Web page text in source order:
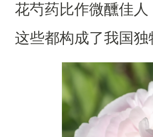
花芍药比作微醺佳人
这些都构成了我国